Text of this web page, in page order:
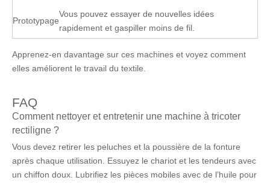
Prototypage
Vous pouvez essayer de nouvelles idées
rapidement et gaspiller moins de fil.
Apprenez-en davantage sur ces machines et voyez comment
elles améliorent le travail du textile.
FAQ
Comment nettoyer et entretenir une machine à tricoter
rectiligne ?
Vous devez retirer les peluches et la poussière de la fonture
après chaque utilisation. Essuyez le chariot et les tendeurs avec
un chiffon doux. Lubrifiez les pièces mobiles avec de l’huile pour